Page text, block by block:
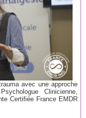
avec une approche
Clinicienne,
Certifiée France EMDR